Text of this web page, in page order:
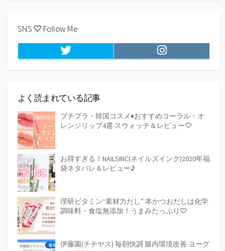
SNS ♡ Follow Me
Twitter Instagram
よく読まれている記事
プチプラ・韓国コスメ♦おすすめコーラル・オ
レンジリップ4選 スウォッチ＆レビュー♡
お得すぎる！NAILSINC(ネイルズインク)2020年福
袋ネタバレ＆レビュー♪
理研ビタミン“素材力だし” 本かつおだしは化学
調味料・食塩無添加！うまみたっぷり♡
伊藤園(チチヤス) 毎朝快調 腸内環境改善 ヨーグ